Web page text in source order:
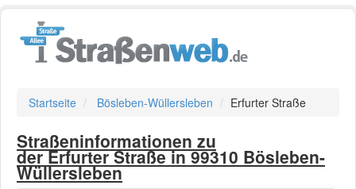
Startseite Bösleben-Wüllersleben Erfurter Straße
Straßeninformationen zu
der Erfurter Straße in 99310 Bösleben-
Wüllersleben